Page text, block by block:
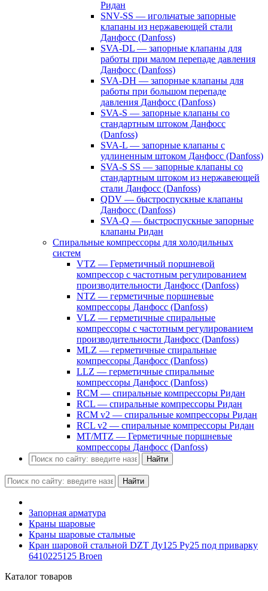
Ридан
SNV-SS — игольчатые запорные
клапаны из нержавеющей стали
Данфосс (Danfoss)
SVA-DL — запорные клапаны для
работы при малом перепаде давления
Данфосс (Danfoss)
SVA-DH — запорные клапаны для
работы при большом перепаде
давления Данфосс (Danfoss)
SVA-S — запорные клапаны со
стандартным штоком Данфосс
(Danfoss)
SVA-L — запорные клапаны с
удлиненным штоком Данфосс (Danfoss)
SVA-S SS — запорные клапаны со
стандартным штоком из нержавеющей
стали Данфосс (Danfoss)
QDV — быстроспускные клапаны
Данфосс (Danfoss)
SVA-Q — быстроспускные запорные
клапаны Ридан
Спиральные компрессоры для холодильных
систем
VTZ — Герметичный поршневой
компрессор с частотным регулированием
производительности Данфосс (Danfoss)
NTZ — герметичные поршневые
компрессоры Данфосс (Danfoss)
VLZ — герметичные спиральные
компрессоры с частотным регулированием
производительности Данфосс (Danfoss)
MLZ — герметичные спиральные
компрессоры Данфосс (Danfoss)
LLZ — герметичные спиральные
компрессоры Данфосс (Danfoss)
RCM — спиральные компрессоры Ридан
RCL — спиральные компрессоры Ридан
RCM v2 — спиральные компрессоры Ридан
RCL v2 — спиральные компрессоры Ридан
MT/MTZ — Герметичные поршневые
компрессоры Данфосс (Danfoss)
Найти
Найти
Запорная арматура
Краны шаровые
Краны шаровые стальные
Кран шаровой стальной DZT Ду125 Ру25 под приварку
6410225125 Broen
Каталог товаров